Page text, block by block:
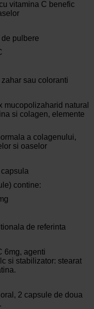
vitamina C benefic
pulbere
sau coloranti
mucopolizaharid natural
si colagen, elemente
a colagenului,
si oaselor
contine:
de referinta
6mg, agenti
si stabilizator: stearat
2 capsule de doua